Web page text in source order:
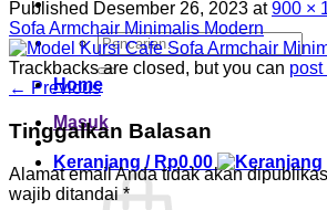
Pencarian
untuk:
Home
Masuk
Keranjang / Rp0.00
Published Desember 26, 2023 at900 ×
Sofa Armchair Minimalis Modern
Trackbacks are closed, but you can post
← Previous
Tinggalkan Balasan
Alamat email Anda tidak akan
wajib ditandai*